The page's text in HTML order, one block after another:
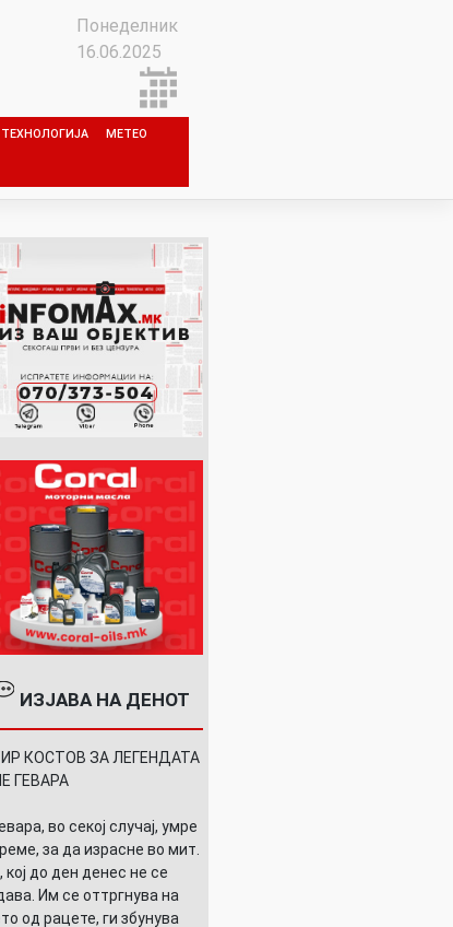
Понеделник
16.06.2025
ТЕХНОЛОГИЈА МЕТЕО
ИЗЈАВА НА ДЕНОТ
КОСТОВ ЗА ЛЕГЕНДАТА
ГЕВАРА
во секој случај, умре
за да израсне во мит.
кој до ден денес не се
Им се оттргнува на
од рацете, ги збунува